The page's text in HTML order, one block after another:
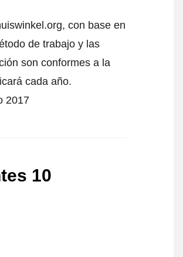
con base en
de trabajo y las
son conformes a la
cada año.
2017
10